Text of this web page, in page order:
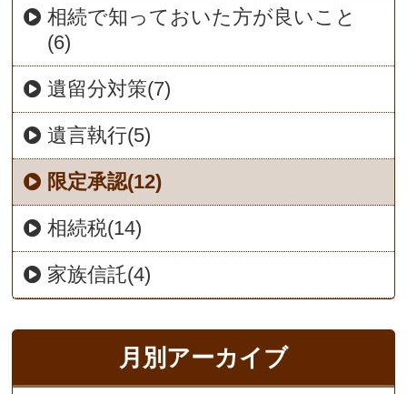
相続で知っておいた方が良いこと
(6)
遺留分対策(7)
遺言執行(5)
限定承認(12)
相続税(14)
家族信託(4)
月別アーカイブ